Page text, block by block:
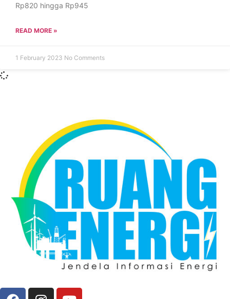
Rp820 hingga Rp945
READ MORE »
1 February 2023 No Comments